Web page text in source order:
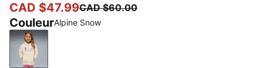
CAD $47.99CAD $60.00
CouleurAlpine Snow
Alpine Snow